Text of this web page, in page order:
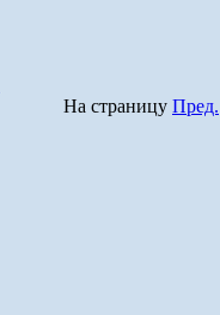
На страницу Пред.